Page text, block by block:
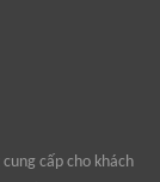
cấp cho khách